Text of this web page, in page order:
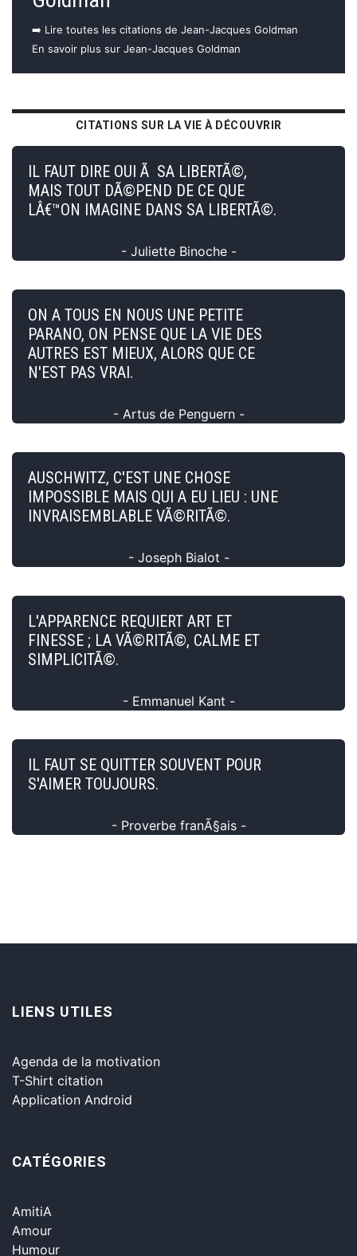
➡️ Lire toutes les citations de Jean-Jacques Goldman
En savoir plus sur Jean-Jacques Goldman
CITATIONS SUR LA VIE À DÉCOUVRIR
IL FAUT DIRE OUI Ã SA LIBERTÃ©,
MAIS TOUT DÃ©PEND DE CE QUE
LÂ€™ON IMAGINE DANS SA LIBERTÃ©.
- Juliette Binoche -
ON A TOUS EN NOUS UNE PETITE
PARANO, ON PENSE QUE LA VIE DES
AUTRES EST MIEUX, ALORS QUE CE
N'EST PAS VRAI.
- Artus de Penguern -
AUSCHWITZ, C'EST UNE CHOSE
IMPOSSIBLE MAIS QUI A EU LIEU : UNE
INVRAISEMBLABLE VÃ©RITÃ©.
- Joseph Bialot -
L'APPARENCE REQUIERT ART ET
FINESSE ; LA VÃ©RITÃ©, CALME ET
SIMPLICITÃ©.
- Emmanuel Kant -
IL FAUT SE QUITTER SOUVENT POUR
S'AIMER TOUJOURS.
- Proverbe franÃ§ais -
LIENS UTILES
Agenda de la motivation
T-Shirt citation
Application Android
CATÉGORIES
AmitiA
Amour
Humour